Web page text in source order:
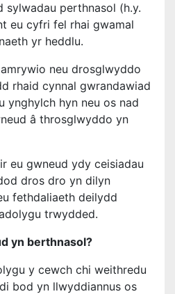
sylwadau perthnasol (h.y.
eu cyfri fel rhai gwamal
yr heddlu.
neu drosglwyddo
rhaid cynnal gwrandawiad
ynghylch hyn neu os nad
â throsglwyddo yn
eu gwneud ydy ceisiadau
dros dro yn dilyn
fethdaliaeth deilydd
trwydded.
yn berthnasol?
y cewch chi weithredu
bod yn llwyddiannus os